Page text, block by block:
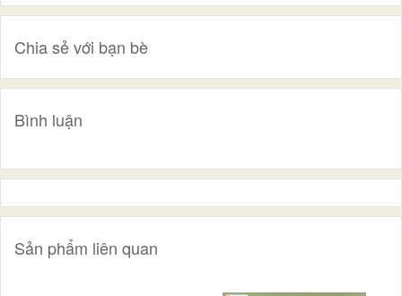
Chia sẻ với bạn bè
Bình luận
Sản phẩm liên quan